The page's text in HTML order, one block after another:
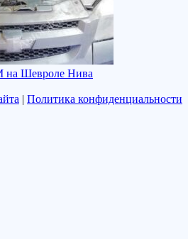
на Шевроле Нива
| Политика конфиденциальности